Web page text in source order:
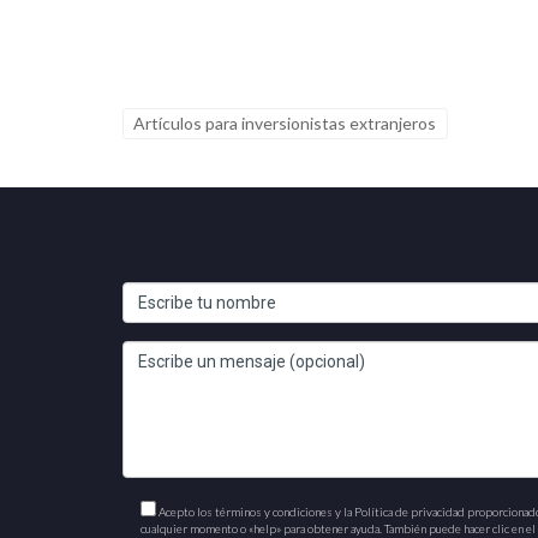
¿Es difícil obtener financiamiento
¿Puedo revender la propiedad antes
¿Cuánto tiempo se tarda en construir
El tiempo de construcción varía
desarrollador te ayudará a estar
Artículos para inversionistas extranjeros
Acepto los términos y condiciones y la Política de privacidad
cualquier momento o «help» para obtener ayuda. También puede hacer clic en